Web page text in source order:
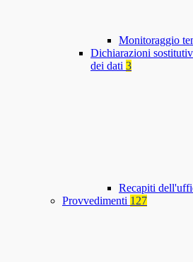
Monitoraggio
Dichiarazioni
dei dati 3
Recapiti
Provvedimenti 127